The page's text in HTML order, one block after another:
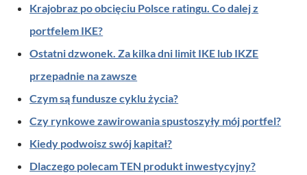
Krajobraz po obcięciu Polsce ratingu. Co dalej z
portfelem IKE?
Ostatni dzwonek. Za kilka dni limit IKE lub IKZE
przepadnie na zawsze
Czym są fundusze cyklu życia?
Czy rynkowe zawirowania spustoszyły mój portfel?
Kiedy podwoisz swój kapitał?
Dlaczego polecam TEN produkt inwestycyjny?